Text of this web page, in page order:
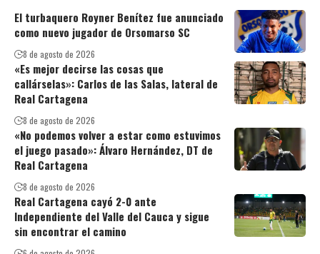
El turbaquero Royner Benítez fue anunciado
como nuevo jugador de Orsomarso SC
8 de agosto de 2026
«Es mejor decirse las cosas que
callárselas»: Carlos de las Salas, lateral de
Real Cartagena
8 de agosto de 2026
«No podemos volver a estar como estuvimos
el juego pasado»: Álvaro Hernández, DT de
Real Cartagena
8 de agosto de 2026
Real Cartagena cayó 2-0 ante
Independiente del Valle del Cauca y sigue
sin encontrar el camino